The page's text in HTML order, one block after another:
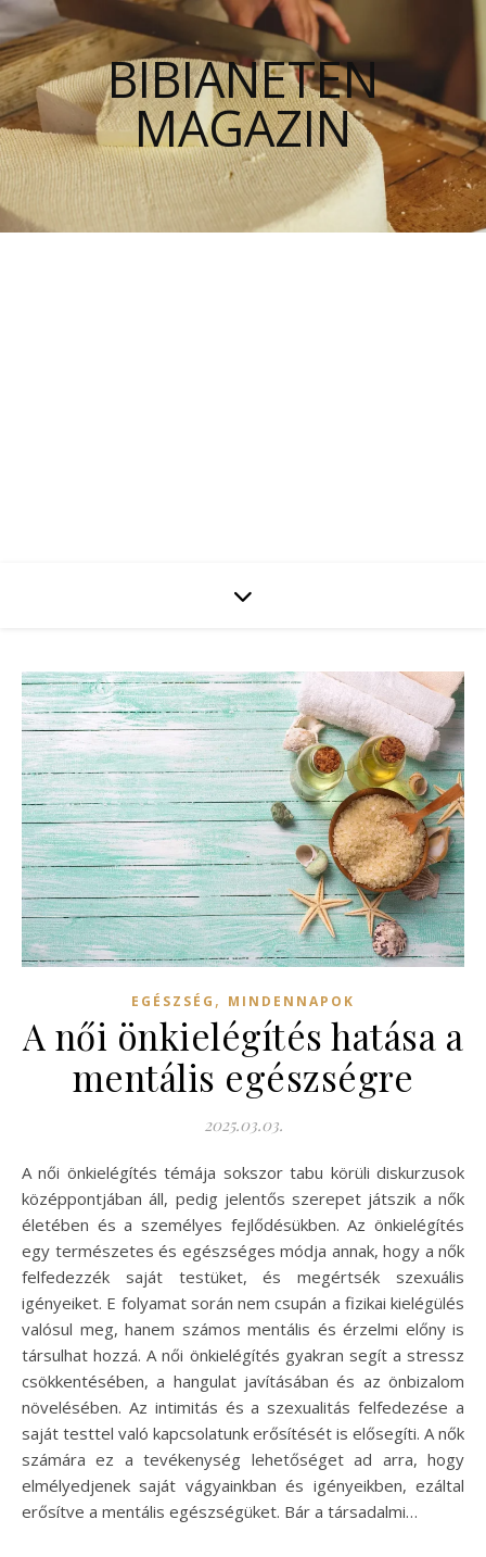
BIBIANETEN
MAGAZIN
EGÉSZSÉG , MINDENNAPOK
A női önkielégítés hatása a
mentális egészségre
2025.03.03.
A női önkielégítés témája sokszor tabu körüli diskurzusok
középpontjában áll, pedig jelentős szerepet játszik a nők
életében és a személyes fejlődésükben. Az önkielégítés
egy természetes és egészséges módja annak, hogy a nők
felfedezzék saját testüket, és megértsék szexuális
igényeiket. E folyamat során nem csupán a fizikai kielégülés
valósul meg, hanem számos mentális és érzelmi előny is
társulhat hozzá. A női önkielégítés gyakran segít a stressz
csökkentésében, a hangulat javításában és az önbizalom
növelésében. Az intimitás és a szexualitás felfedezése a
saját testtel való kapcsolatunk erősítését is elősegíti. A nők
számára ez a tevékenység lehetőséget ad arra, hogy
elmélyedjenek saját vágyainkban és igényeikben, ezáltal
erősítve a mentális egészségüket. Bár a társadalmi…